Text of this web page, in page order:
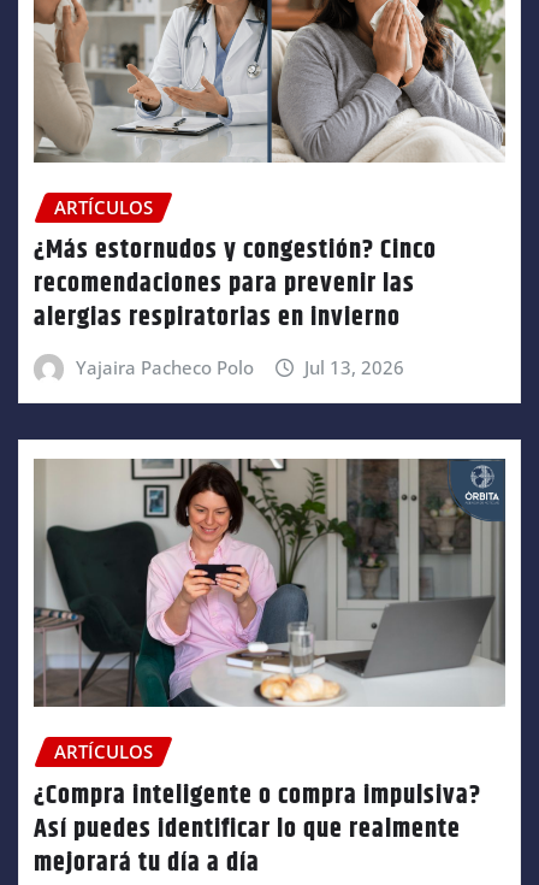
ARTÍCULOS
¿Más estornudos y congestión? Cinco
recomendaciones para prevenir las
alergias respiratorias en invierno
Yajaira Pacheco Polo Jul 13, 2026
ARTÍCULOS
¿Compra inteligente o compra impulsiva?
Así puedes identificar lo que realmente
mejorará tu día a día